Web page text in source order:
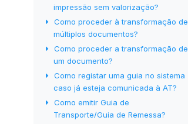
impressão sem valorização?
Como proceder à transformação de
múltiplos documentos?
Como proceder a transformação de
um documento?
Como registar uma guia no sistema
caso já esteja comunicada à AT?
Como emitir Guia de
Transporte/Guia de Remessa?